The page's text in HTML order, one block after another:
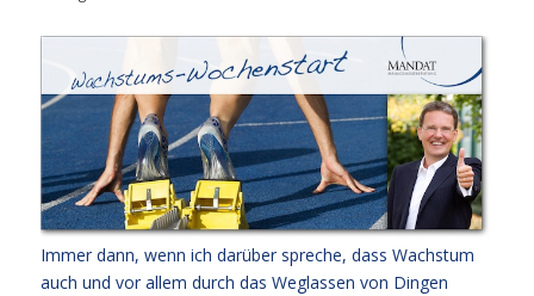
Immer dann, wenn ich darüber spreche, dass Wachstum
auch und vor allem durch das Weglassen von Dingen